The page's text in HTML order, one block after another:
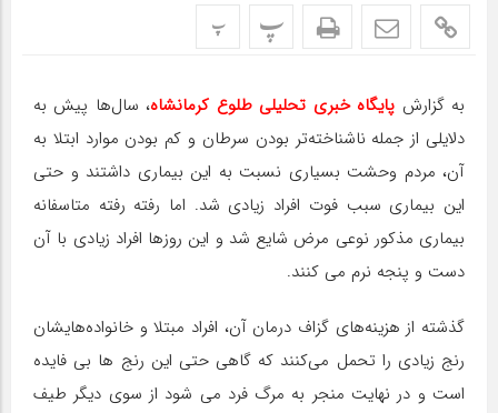
پ پ
به گزارش پایگاه خبری تحلیلی طلوع کرمانشاه، سال‌ها پیش به
دلایلی از جمله ناشناخته‌تر بودن سرطان و کم بودن موارد ابتلا به
آن، مردم وحشت بسیاری نسبت به این بیماری داشتند و حتی
این بیماری سبب فوت افراد زیادی شد. اما رفته رفته متاسفانه
بیماری مذکور نوعی مرض شایع شد و این روزها افراد زیادی با آن
دست و پنجه نرم می کنند.
گذشته از هزینه‌های گزاف درمان آن، افراد مبتلا و خانواده‌هایشان
رنج زیادی را تحمل می‌کنند که گاهی حتی این رنج ها بی فایده
است و در نهایت منجر به مرگ فرد می شود از سوی دیگر طیف